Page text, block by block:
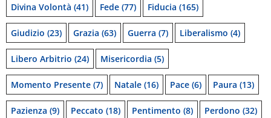
Divina Volontà (41) Fede (77) Fiducia (165)
Giudizio (23) Grazia (63) Guerra (7) Liberalismo (4)
Libero Arbitrio (24) Misericordia (5)
Momento Presente (7) Natale (16) Pace (6) Paura (13)
Pazienza (9) Peccato (18) Pentimento (8) Perdono (32)